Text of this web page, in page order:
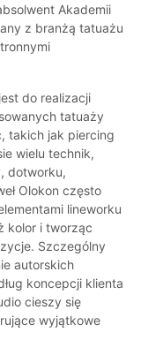
Akademii
z branżą tatuażu
do realizacji
tatuaży
takich jak piercing
wielu technik,
dotworku,
Olokon często
lineworku
kolor i tworząc
Szczególny
autorskich
koncepcji klienta
cieszy się
wyjątkowe